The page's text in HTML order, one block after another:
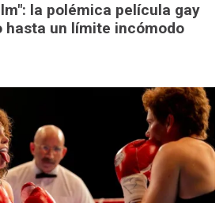
la polémica película gay
hasta un límite incómodo